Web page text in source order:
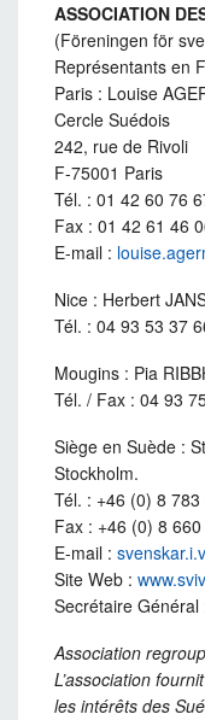
ASSOCIATION
(Föreningen för
Représentants en
Paris : Louise
Cercle Suédois
242, rue de Rivoli
F-75001 Paris
Tél. : 01 42 60 76
Fax : 01 42 61 46
E-mail :
Nice : Herbert
Tél. : 04 93 53 37
Mougins : Pia
Tél. / Fax : 04 93
Siège en Suède :
Stockholm.
Tél. : +46 (0) 8 783
Fax : +46 (0) 8
E-mail :
Site Web :
Secrétaire
Association
L’association
les intérêts des